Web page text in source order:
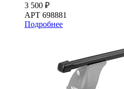
3 500 ₽
АРТ 698881
Подробнее